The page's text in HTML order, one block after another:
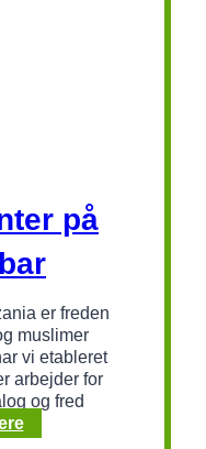
på
er freden
muslimer
vi etableret
arbejder for
og fred
Dialogcenter
på